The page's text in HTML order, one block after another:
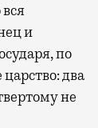
и
по
два
не